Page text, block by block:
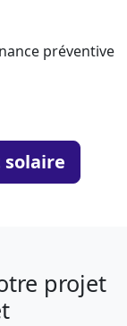
préventive
projet